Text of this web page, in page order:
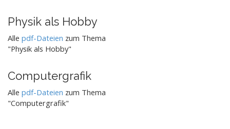
Physik als Hobby
Alle pdf-Dateien zum Thema
"Physik als Hobby"
Computergrafik
Alle pdf-Dateien zum Thema
"Computergrafik"